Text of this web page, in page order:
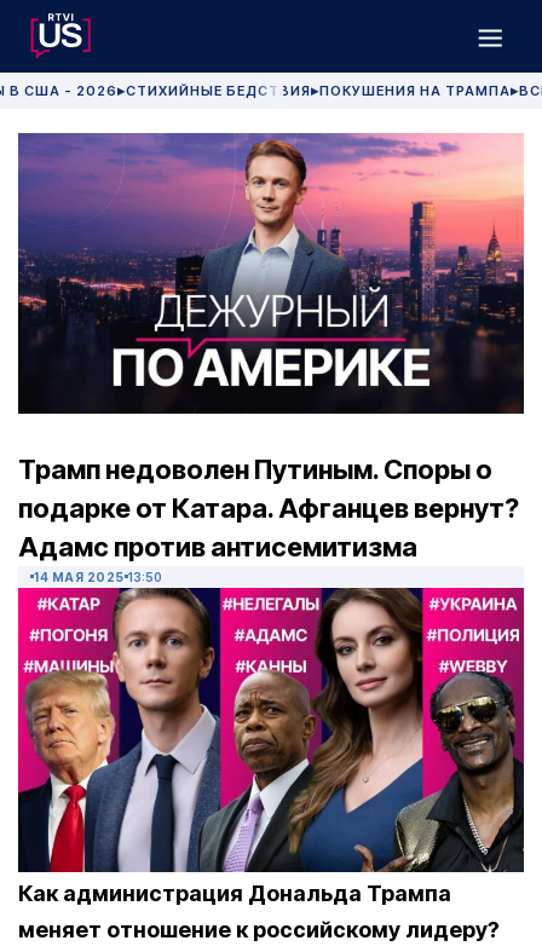
В США - 2026 ▶СТИХИЙНЫЕ БЕДСТВИЯ▶ПОКУШЕНИЯ НА ТРАМПА▶
Трамп недоволен Путиным. Споры о
подарке от Катара. Афганцев вернут?
Адамс против антисемитизма
14 МАЯ 2025 13:50
Как администрация Дональда Трампа
меняет отношение к российскому лидеру?